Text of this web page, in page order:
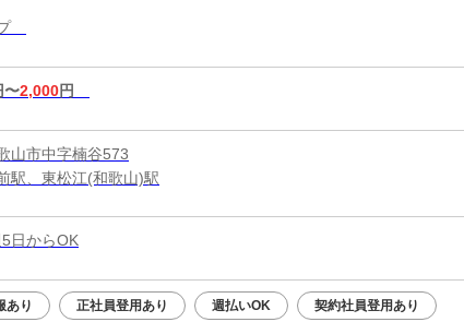
〜2,000円
山市中字楠谷573
駅、東松江(和歌山)駅
日からOK
あり 正社員登用あり 週払いOK 契約社員登用あり